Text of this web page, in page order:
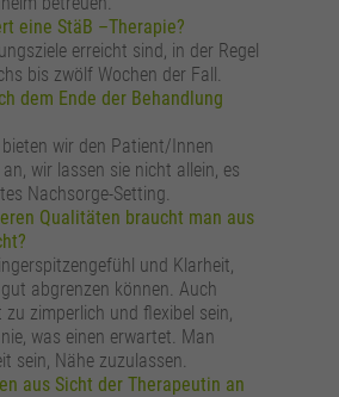
eine StäB –Therapie?
erreicht sind, in der Regel
bis zwölf Wochen der Fall.
dem Ende der Behandlung
wir den Patient/Innen
wir lassen sie nicht allein, es
Nachsorge-Setting.
Qualitäten braucht man aus
und Klarheit,
abgrenzen können. Auch
zimperlich und flexibel sein,
was einen erwartet. Man
sein, Nähe zuzulassen.
aus Sicht der Therapeutin an